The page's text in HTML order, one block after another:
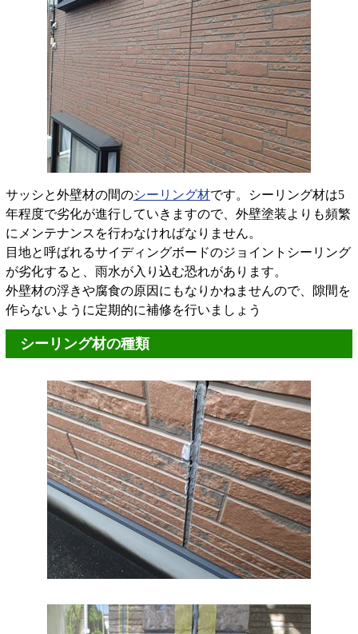
サッシと外壁材の間のシーリング材です。シーリング材は5
年程度で劣化が進行していきますので、外壁塗装よりも頻繁
にメンテナンスを行わなければなりません。
目地と呼ばれるサイディングボードのジョイントシーリング
が劣化すると、雨水が入り込む恐れがあります。
外壁材の浮きや腐食の原因にもなりかねませんので、隙間を
作らないように定期的に補修を行いましょう
シーリング材の種類